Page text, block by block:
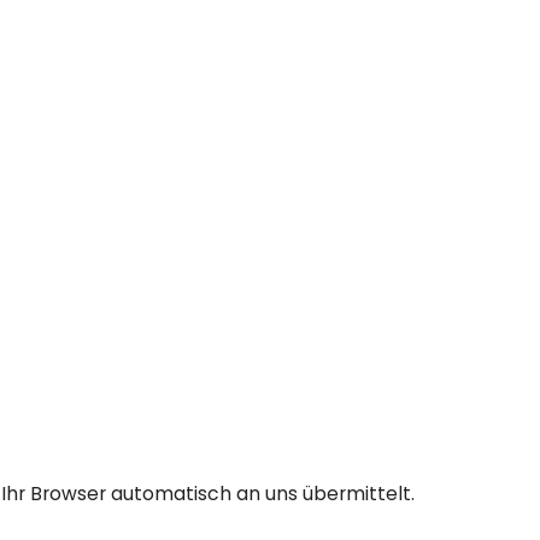
Browser automatisch an uns übermittelt.